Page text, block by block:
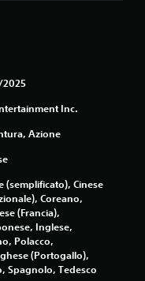
o
i
2025
Inc.
Azione
(semplificato), Cinese
Coreano,
(Francia),
Inglese,
Polacco,
(Portogallo),
Spagnolo, Tedesco